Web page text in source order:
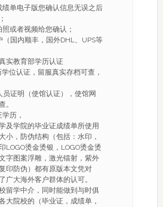
绩单电子版您确认信息无误之后
或者视频给您确认；
（国内顺丰，国外DHL、UPS等
实教育部学历认证
位认证，留服真实存档可查，
员证明（使馆认证），使馆网
。
历，
及学院的毕业证成绩单所使用
小，防伪结构（包括：水印，
LOGO烫金烫银，LOGO烫金烫
字图案浮雕，激光镭射，紫外
印防伪）都有原版本文凭对
广大海外客户群体的认可。
留学中介，同时能做到与时俱
大院校的（毕业证，成绩单，